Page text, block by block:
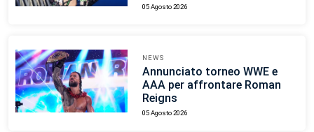
05 Agosto 2026
NEWS
Annunciato torneo WWE e
AAA per affrontare Roman
Reigns
05 Agosto 2026